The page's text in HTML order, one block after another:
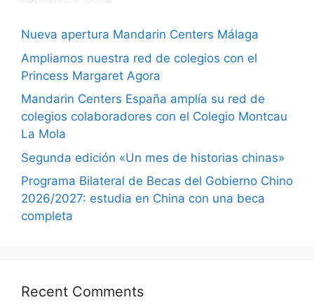
Nueva apertura Mandarin Centers Málaga
Ampliamos nuestra red de colegios con el
Princess Margaret Agora
Mandarin Centers España amplía su red de
colegios colaboradores con el Colegio Montcau
La Mola
Segunda edición «Un mes de historias chinas»
Programa Bilateral de Becas del Gobierno Chino
2026/2027: estudia en China con una beca
completa
Recent Comments